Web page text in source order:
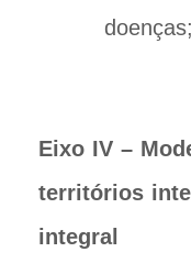
doenças;
Eixo IV –
territórios
integral